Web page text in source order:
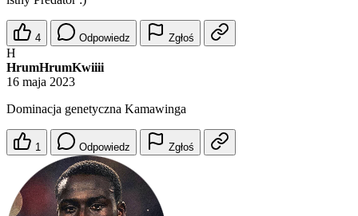
4 Odpowiedz Zgłoś
H
HrumHrumKwiiii
16 maja 2023
Dominacja genetyczna Kamawinga
1 Odpowiedz Zgłoś